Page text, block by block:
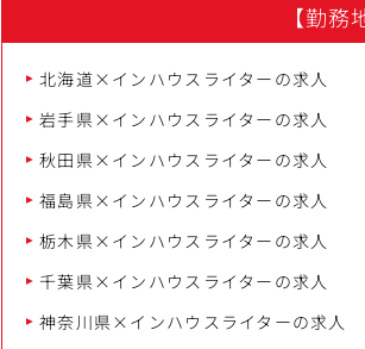
【勤務
北海道×インハウスライターの求人
岩手県×インハウスライターの求人
秋田県×インハウスライターの求人
福島県×インハウスライターの求人
栃木県×インハウスライターの求人
千葉県×インハウスライターの求人
神奈川県×インハウスライターの求人